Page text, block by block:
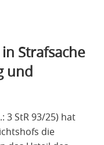
Strafsache
und
3 StR 93/25) hat
die